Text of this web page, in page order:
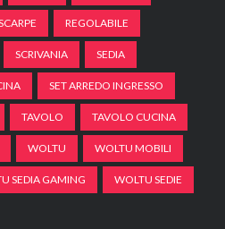
REGOLABILE
SCRIVANIA SEDIA
SET ARREDO INGRESSO
TAVOLO TAVOLO CUCINA
WOLTU WOLTU MOBILI
SEDIA GAMING WOLTU SEDIE